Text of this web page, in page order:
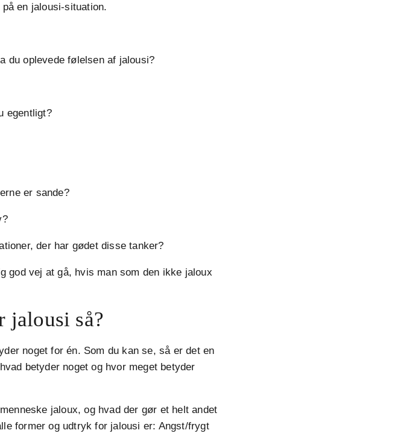
en jalousi-situation.
du oplevede følelsen af jalousi?
egentligt?
er sande?
der har gødet disse tanker?
god vej at gå, hvis man som den ikke jaloux
jalousi så?
noget for én. Som du kan se, så er det en
betyder noget og hvor meget betyder
jaloux, og hvad der gør et helt andet
former og udtryk for jalousi er: Angst/frygt